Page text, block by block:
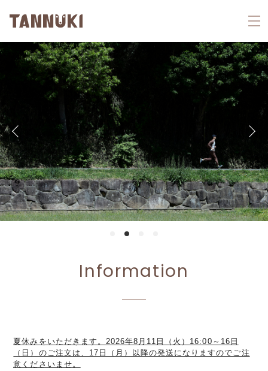
Information
夏休みをいただきます。2026年8月11日（火）16:00～16日
（日）のご注文は、17日（月）以降の発送になりますのでご注
意くださいませ。